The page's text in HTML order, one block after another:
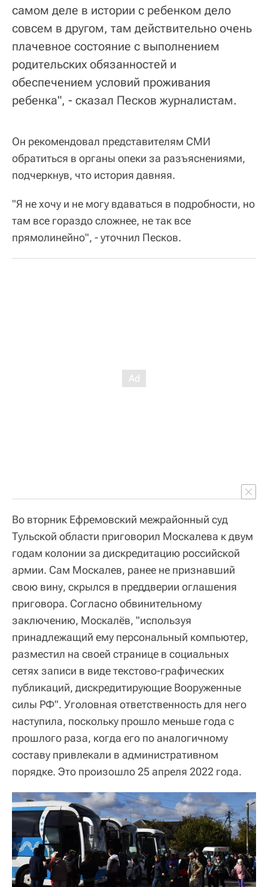
самом деле в истории с ребенком дело
совсем в другом, там действительно очень
плачевное состояние с выполнением
родительских обязанностей и
обеспечением условий проживания
ребенка", - сказал Песков журналистам.
Он рекомендовал представителям СМИ
обратиться в органы опеки за разъяснениями,
подчеркнув, что история давняя.
"Я не хочу и не могу вдаваться в подробности, но
там все гораздо сложнее, не так все
прямолинейно", - уточнил Песков.
Во вторник Ефремовский межрайонный суд
Тульской области приговорил Москалева к двум
годам колонии за дискредитацию российской
армии. Сам Москалев, ранее не признавший
свою вину, скрылся в преддверии оглашения
приговора. Согласно обвинительному
заключению, Москалёв, "используя
принадлежащий ему персональный компьютер,
разместил на своей странице в социальных
сетях записи в виде текстово-графических
публикаций, дискредитирующие Вооруженные
силы РФ". Уголовная ответственность для него
наступила, поскольку прошло меньше года с
прошлого раза, когда его по аналогичному
составу привлекали в административном
порядке. Это произошло 25 апреля 2022 года.